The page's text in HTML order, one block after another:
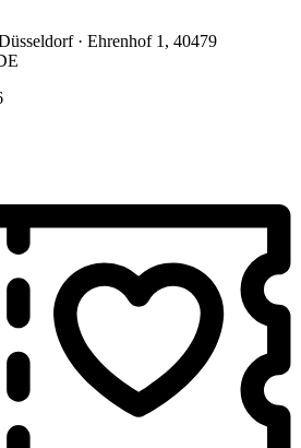
· Ehrenhof 1, 40479